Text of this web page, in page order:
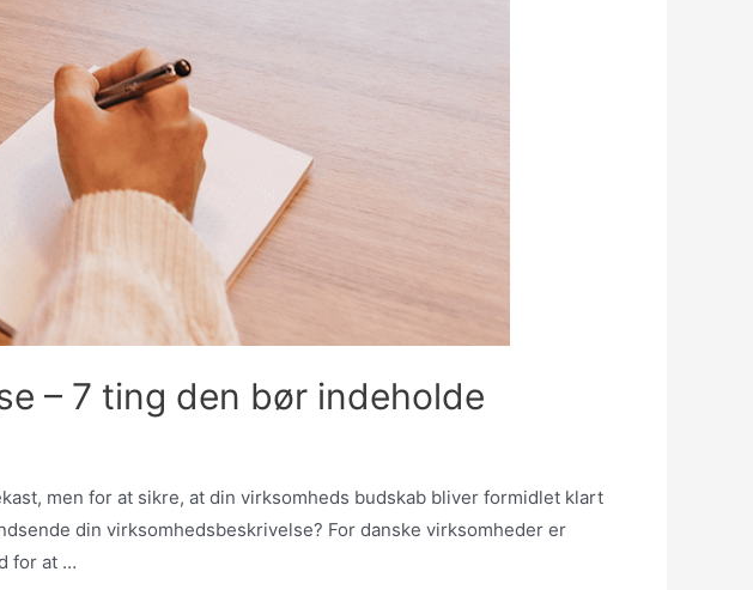
– 7 ting den bør indeholde
men for at sikre, at din virksomheds budskab bliver formidlet klart
din virksomhedsbeskrivelse? For danske virksomheder er
for at …